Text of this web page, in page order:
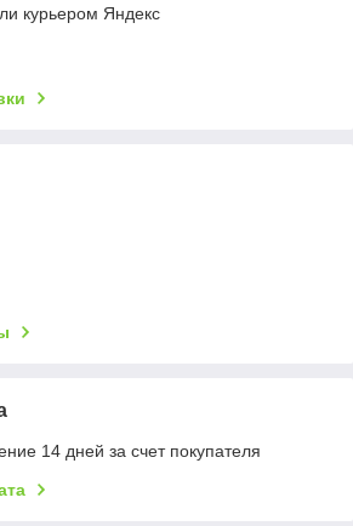
курьером Яндекс
14 дней за счет покупателя